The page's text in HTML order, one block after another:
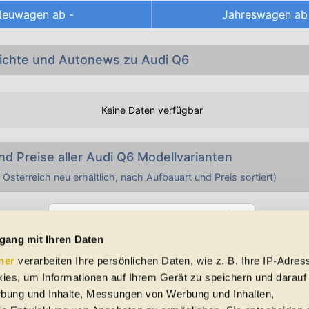
mit Ihren Daten
verarbeiten Ihre persönlichen Daten, wie z. B. Ihre IP-
um Informationen auf Ihrem Gerät zu speichern und
und Inhalte, Messungen von Werbung und Inhalten,
ab - Jahreswagen
und Autonews zu Audi Q6
Keine Daten verfügbar
Preise aller Audi Q6 Modellvarianten
neu erhältlich, nach Aufbauart und Preis sortiert)
Alle genannten Preise sind Listenpreise